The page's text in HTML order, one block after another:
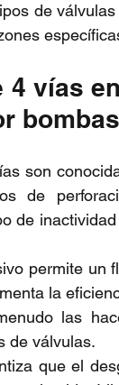
de válvulas
vías
son
de
de
permite un
la
las
de válvulas.
que el